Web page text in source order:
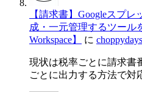
【請求書】Googleスプ
成・一元管理するツール
Workspace】
に choppydays
現状は税率ごとに請求書
ごとに出力する方法で